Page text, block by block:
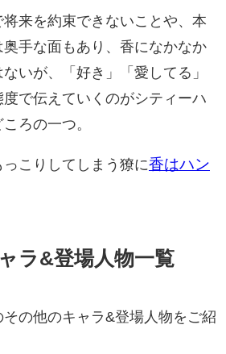
来を約束できないことや、本
手な面もあり、香になかなか
いが、「好き」「愛してる」
で伝えていくのがシティーハ
ろの一つ。
こりしてしまう獠に香はハン
ラ&登場人物一覧
の他のキャラ&登場人物をご紹